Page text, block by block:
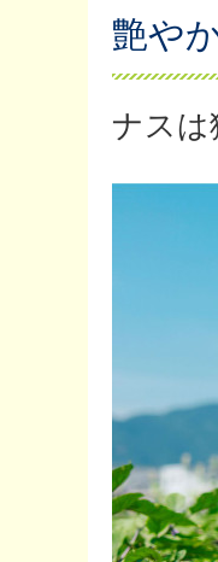
艶や
ナスは